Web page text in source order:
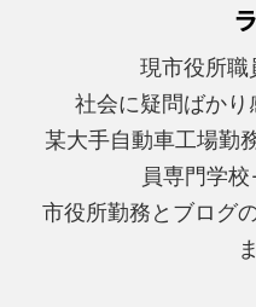
現市役所職
社会に疑問ばかり
某大手自動車工場
員専門学
市役所勤務とブログ